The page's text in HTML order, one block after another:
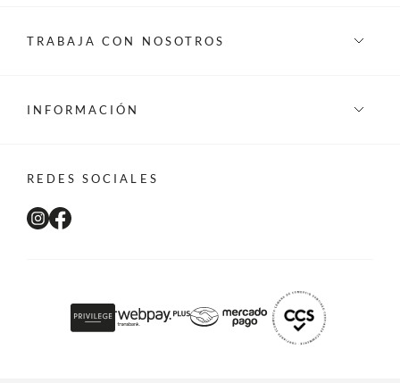
TRABAJA CON NOSOTROS
INFORMACIÓN
REDES SOCIALES